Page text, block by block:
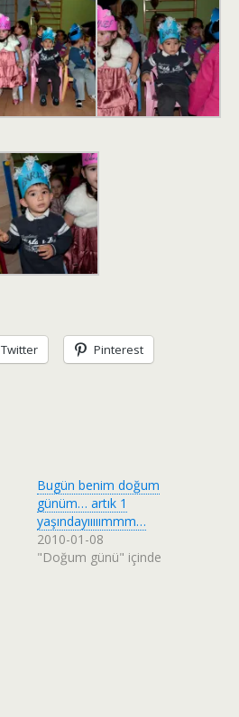
Twitter Pinterest
Bugün benim doğum
günüm… artık 1
yaşındayııııımmm…
2010-01-08
"Doğum günü" içinde